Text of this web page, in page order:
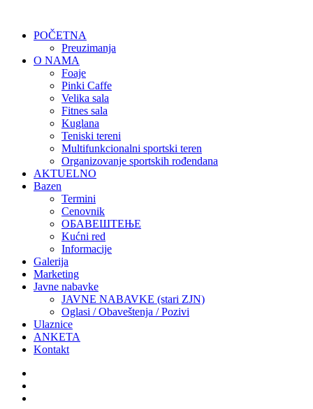
POČETNA
Preuzimanja
O NAMA
Foaje
Pinki Caffe
Velika sala
Fitnes sala
Kuglana
Teniski tereni
Multifunkcionalni sportski teren
Organizovanje sportskih rođendana
AKTUELNO
Bazen
Termini
Cenovnik
ОБАВЕШТЕЊЕ
Kućni red
Informacije
Galerija
Marketing
Javne nabavke
JAVNE NABAVKE (stari ZJN)
Oglasi / Obaveštenja / Pozivi
Ulaznice
ANKETA
Kontakt